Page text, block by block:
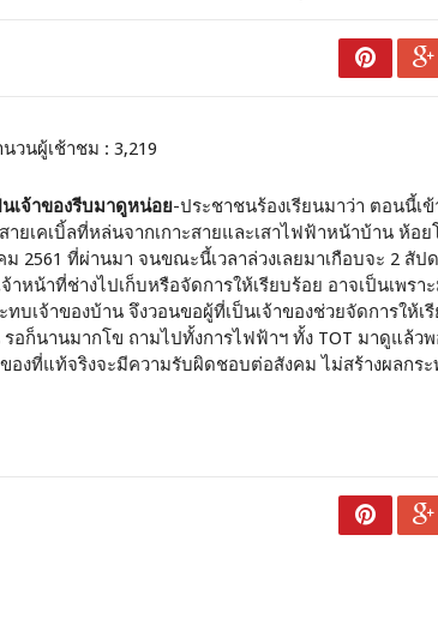
นวนผู้เช้าชม : 3,219
นเจ้าของรีบมาดูหน่อย-ประชาชนร้องเรียนมาว่า ตอนนี้เ
ายเคเบิ้ลที่หล่นจากเกาะสายและเสาไฟฟ้าหน้าบ้าน ห้อ
ม 2561 ที่ผ่านมา จนขณะนี้เวลาล่วงเลยมาเกือบจะ 2 สัป
จ้าหน้าที่ช่างไปเก็บหรือจัดการให้เรียบร้อย อาจเป็นเพร
ทบเจ้าของบ้าน จึงวอนขอผู้ที่เป็นเจ้าของช่วยจัดการให้เ
อก็นานมากโข ถามไปทั้งการไฟฟ้าฯ ทั้ง TOT มาดูแล้
ของที่แท้จริงจะมีความรับผิดชอบต่อสังคม ไม่สร้างผลกร